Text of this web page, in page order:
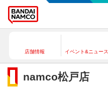
店舗情報 イベント&ニュース
namco松戸店